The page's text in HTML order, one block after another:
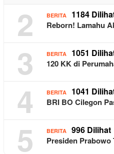
2 BERITA 1184
Reborn! Lamahu
3 BERITA 1051
120 KK di
4 BERITA 1041
BRI BO Cilegon
5 BERITA 996 Dilihat
Presiden